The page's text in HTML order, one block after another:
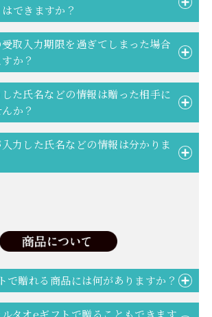
できますか？
取入力期限を過ぎてしまった場合
か？
た氏名などの情報は贈った相手に
か？
力した氏名などの情報は分かりま
で贈れる商品には何がありますか？
タオeギフトで贈ることもできます